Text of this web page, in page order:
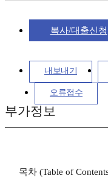
복사/대출신청
내보내기
오류접수
부가정보
목차 (Table of